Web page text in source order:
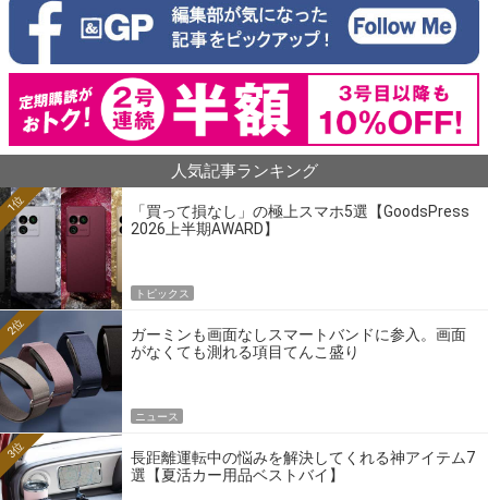
人気記事ランキング
「買って損なし」の極上スマホ5選【GoodsPress
2026上半期AWARD】
1位
トピックス
ガーミンも画面なしスマートバンドに参入。画面
がなくても測れる項目てんこ盛り
2位
ニュース
長距離運転中の悩みを解決してくれる神アイテム7
選【夏活カー用品ベストバイ】
3位